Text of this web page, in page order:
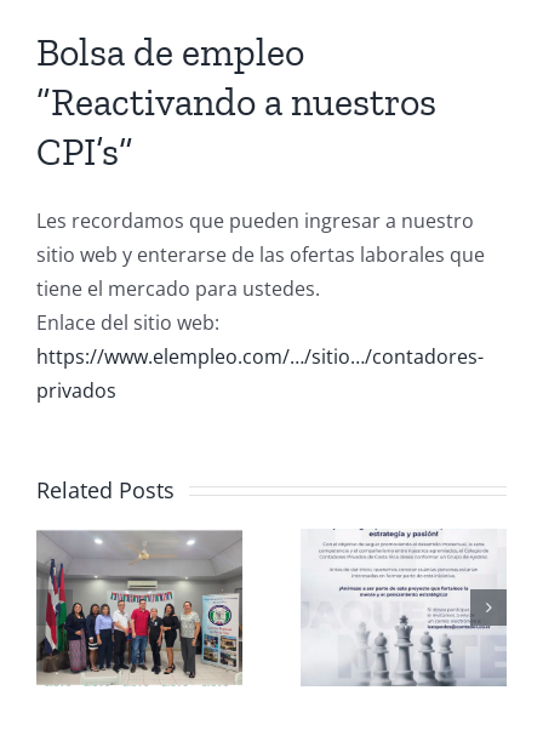
Bolsa de empleo
”Reactivando a nuestros
CPI’s”
Les recordamos que pueden ingresar a nuestro
sitio web y enterarse de las ofertas laborales que
tiene el mercado para ustedes.
Enlace del sitio web:
https://www.elempleo.com/…/sitio…/contadores-
privados
Related Posts
Club de
Ajedrez
CCPCR
Informa